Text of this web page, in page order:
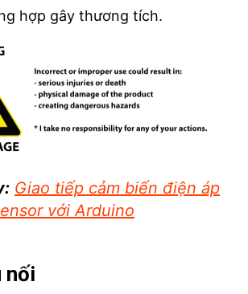
hợp gây thương tích.
Giao tiếp cảm biến điện áp
với Arduino
nối